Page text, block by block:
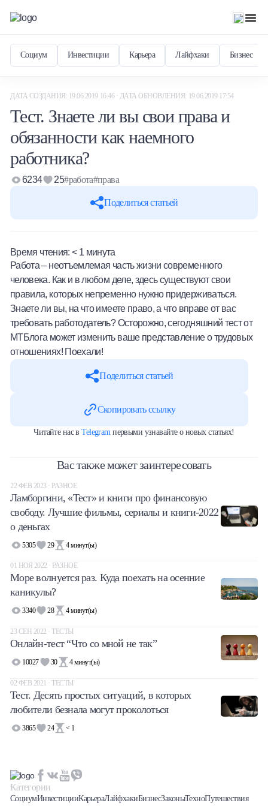
Социум Инвестиции Карьера Лайфхаки Бизнес
Халва
Онлайн-обменник
Премиальный сервис Prime Line
Мобильный банк MOBY
Потребительский кредит
Карта КАКТУС
Продукты для Бизнеса
ДАТА СОЗДАНИЯ: 19.06.2019 16:46 · ДАТА ОБНОВЛЕНИЯ: 19.06.2019 17:54
Тест. Знаете ли вы свои права и
обязанности как наемного
работника?
Поделиться статьей
6234 25#работа#права
Время чтения:< 1 минута
Работа – неотъемлемая часть жизни современного
человека. Как и в любом деле, здесь существуют свои
правила, которых непременно нужно придерживаться.
Знаете ли вы, на что имеете право, а что вправе от вас
требовать работодатель? Осторожно, сегодняшний тест от
МТБлога может изменить ваше представление о трудовых
отношениях! Поехали!
Поделиться статьей
Скопировать ссылку
Читайте нас вTelegram первыми узнавайте о новых статьях!
Вас также может заинтересовать
22 ФЕВ 2023 · РАЗНОЕ
Ламборгини, «Тест» и книги про финансовую
свободу. Лучшие фильмы, сериалы и книги-2022
о деньгах
5305 29 4минут(ы)
01 НОЯ 2022 · РАЗНОЕ
Море волнуется раз. Куда поехать на осенние
каникулы?
3340 28 4минут(ы)
23 СЕН 2022 · ТЕСТЫ
Онлайн-тест “Что со мной не так”
10027 30 4минут(ы)
02 ФЕВ 2021 · ТЕСТЫ
Тест. Десять простых ситуаций, в которых
любители безнала могут проколоться
3865 24 < 1
Категории
СоциумИнвестицииКарьераЛайфхакиБизнесЗаконыТехноПутешествия